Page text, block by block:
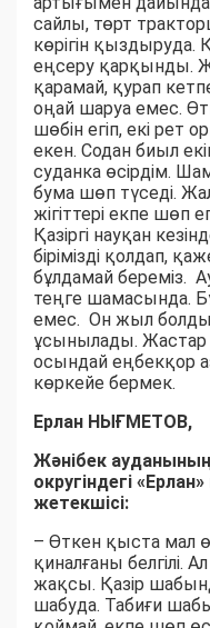
сайлы, төрт
көрігін қыздыруда.
еңсеру қарқынды.
қарамай, қурап
оңай шаруа емес.
шөбін егіп, екі рет
екен. Содан биыл
суданка өсірдім.
бума шөп түседі.
жігіттері екпе шөп
Қазіргі науқан
бірімізді қолдап,
бұлдамай береміз.
теңге шамасында.
емес. Он жыл
ұсынылады.
осындай еңбекқор
көркейе бермек.
Ерлан НЫҒМЕТОВ,
Жәнібек
округіндегі
жетекшісі:
– Өткен қыста мал
қиналғаны
жақсы. Қазір
шабуда. Табиғи